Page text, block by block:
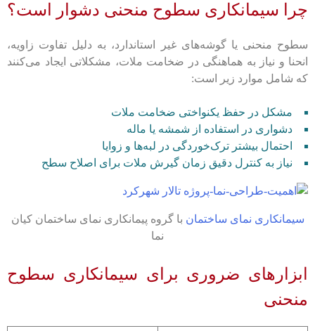
چرا سیمانکاری سطوح منحنی دشوار است؟
سطوح منحنی یا گوشه‌های غیر استاندارد، به دلیل تفاوت زاویه،
انحنا و نیاز به هماهنگی در ضخامت ملات، مشکلاتی ایجاد می‌کنند
که شامل موارد زیر است:
مشکل در حفظ یکنواختی ضخامت ملات
دشواری در استفاده از شمشه یا ماله
احتمال بیشتر ترک‌خوردگی در لبه‌ها و زوایا
نیاز به کنترل دقیق زمان گیرش ملات برای اصلاح سطح
سیمانکاری نمای ساختمان با گروه پیمانکاری نمای ساختمان کیان
نما
ابزارهای ضروری برای سیمانکاری سطوح
منحنی